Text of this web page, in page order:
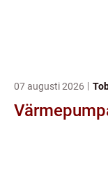
07 augusti 2026